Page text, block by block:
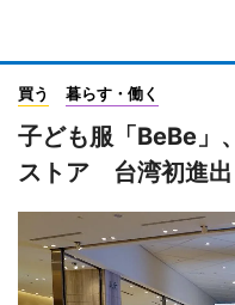
買う 暮らす・働く
子ども服「BeBe」
ストア 台湾初進出